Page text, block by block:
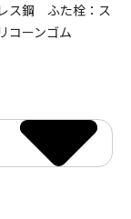
ス鋼 ふた栓：ス
コーンゴム